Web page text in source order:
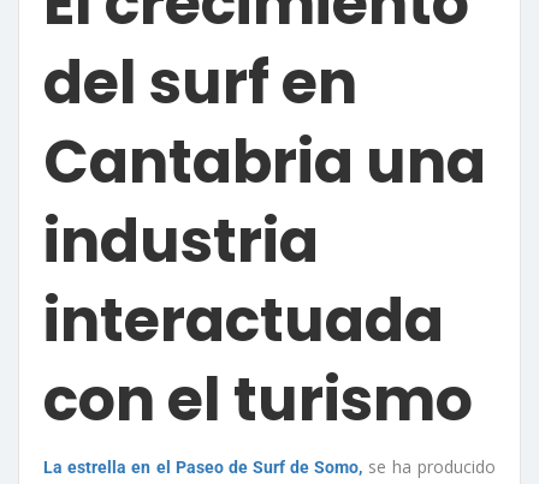
del surf en
Cantabria una
industria
interactuada
con el turismo
La estrella en el Paseo de Surf de Somo, se ha producido